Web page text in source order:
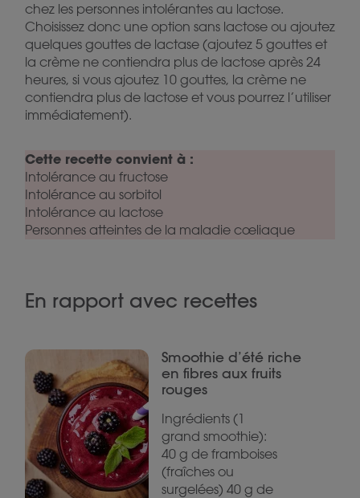
chez les personnes intolérantes au lactose.
Choisissez donc une option sans lactose ou ajoutez
quelques gouttes de lactase (ajoutez 5 gouttes et
la crème ne contiendra plus de lactose après 24
heures, si vous ajoutez 10 gouttes, la crème ne
contiendra plus de lactose et vous pourrez l’utiliser
immédiatement).
Cette recette convient à :
Intolérance au fructose
Intolérance au sorbitol
Intolérance au lactose
Personnes atteintes de la maladie cœliaque
En rapport avec recettes
Smoothie d’été riche
en fibres aux fruits
rouges
Ingrédients (1
grand smoothie):
40 g de framboises
(fraîches ou
surgelées) 40 g de